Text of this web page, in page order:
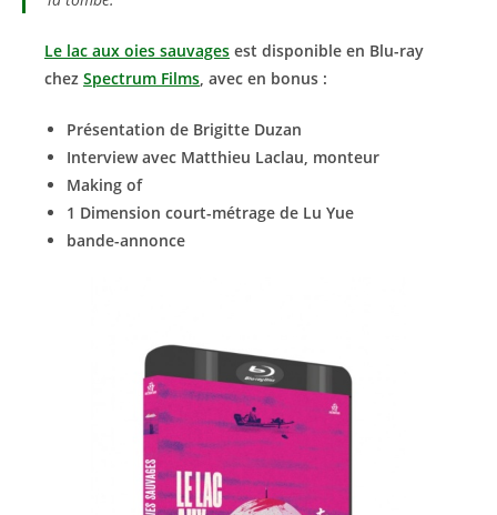
Le lac aux oies sauvages est disponible en Blu-ray
chez Spectrum Films, avec en bonus :
Présentation de Brigitte Duzan
Interview avec Matthieu Laclau, monteur
Making of
1 Dimension court-métrage de Lu Yue
bande-annonce